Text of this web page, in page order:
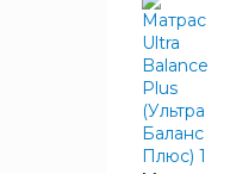
СПАЛЬНЫЙ